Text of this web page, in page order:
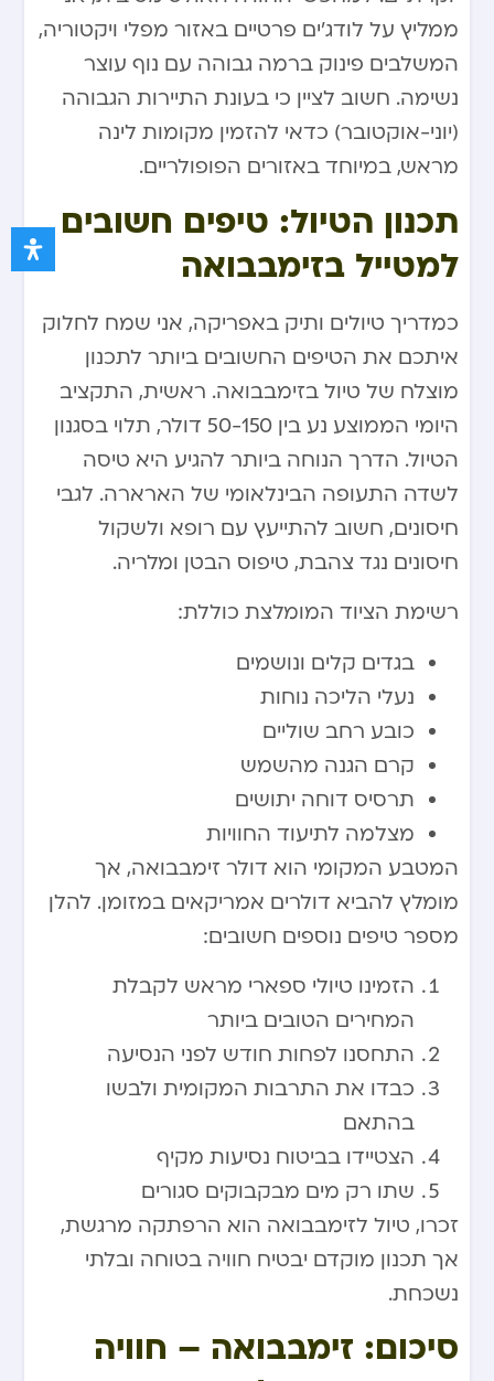
ממליץ על לודג’ים פרטיים באזור מפלי ויקטוריה,
המשלבים פינוק ברמה גבוהה עם נוף עוצר
נשימה. חשוב לציין כי בעונת התיירות הגבוהה
(יוני-אוקטובר) כדאי להזמין מקומות לינה
מראש, במיוחד באזורים הפופולריים.
תכנון הטיול: טיפים חשובים
למטייל בזימבבואה
כמדריך טיולים ותיק באפריקה, אני שמח לחלוק
איתכם את הטיפים החשובים ביותר לתכנון
מוצלח של טיול בזימבבואה. ראשית, התקציב
היומי הממוצע נע בין 50-150 דולר, תלוי בסגנון
הטיול. הדרך הנוחה ביותר להגיע היא טיסה
לשדה התעופה הבינלאומי של הארארה. לגבי
חיסונים, חשוב להתייעץ עם רופא ולשקול
חיסונים נגד צהבת, טיפוס הבטן ומלריה.
רשימת הציוד המומלצת כוללת:
בגדים קלים ונושמים
נעלי הליכה נוחות
כובע רחב שוליים
קרם הגנה מהשמש
תרסיס דוחה יתושים
מצלמה לתיעוד החוויות
המטבע המקומי הוא דולר זימבבואה, אך
מומלץ להביא דולרים אמריקאים במזומן. להלן
מספר טיפים נוספים חשובים:
הזמינו טיולי ספארי מראש לקבלת
המחירים הטובים ביותר
התחסנו לפחות חודש לפני הנסיעה
כבדו את התרבות המקומית ולבשו
בהתאם
הצטיידו בביטוח נסיעות מקיף
שתו רק מים מבקבוקים סגורים
זכרו, טיול לזימבבואה הוא הרפתקה מרגשת,
אך תכנון מוקדם יבטיח חוויה בטוחה ובלתי
נשכחת.
סיכום: זימבבואה – חוויה